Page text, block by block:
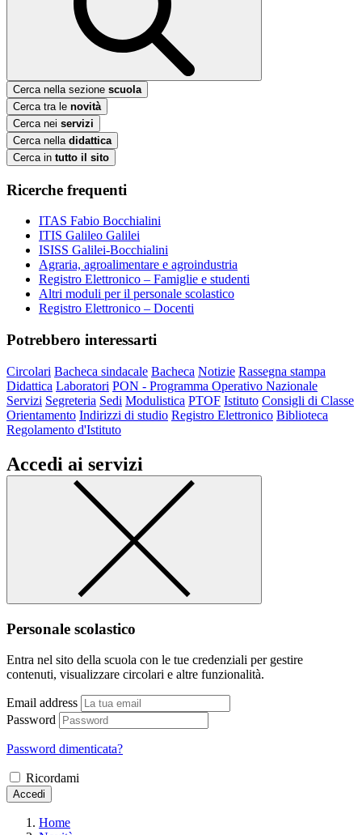
Cerca nella sezione scuola
Cerca tra le novità
Cerca nei servizi
Cerca nella didattica
Cerca in tutto il sito
Ricerche frequenti
ITAS Fabio Bocchialini
ITIS Galileo Galilei
ISISS Galilei-Bocchialini
Agraria, agroalimentare e agroindustria
Registro Elettronico – Famiglie e studenti
Altri moduli per il personale scolastico
Registro Elettronico – Docenti
Potrebbero interessarti
Circolari Bacheca sindacale Bacheca Notizie Rassegna stampa
Didattica Laboratori PON - Programma Operativo Nazionale
Servizi Segreteria Sedi Modulistica PTOF Istituto Consigli di Classe
Orientamento Indirizzi di studio Registro Elettronico Biblioteca
Regolamento d'Istituto
Accedi ai servizi
Personale scolastico
Entra nel sito della scuola con le tue credenziali per gestire
contenuti, visualizzare circolari e altre funzionalità.
Email address
Password
Password dimenticata?
Ricordami
Accedi
Home